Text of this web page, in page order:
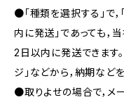
●「種類を選択する」で
内に発送」であっても，
2日以内に発送できます
ジ」などから，納期など
●取りよせの場合で，メ